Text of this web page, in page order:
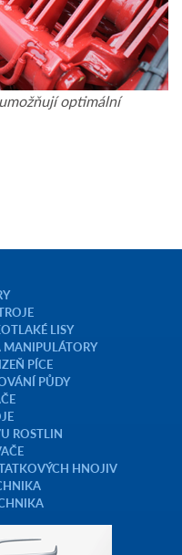
optimální
LISY
MANIPULÁTORY
PÍCE
PŮDY
ROSTLIN
HNOJIV